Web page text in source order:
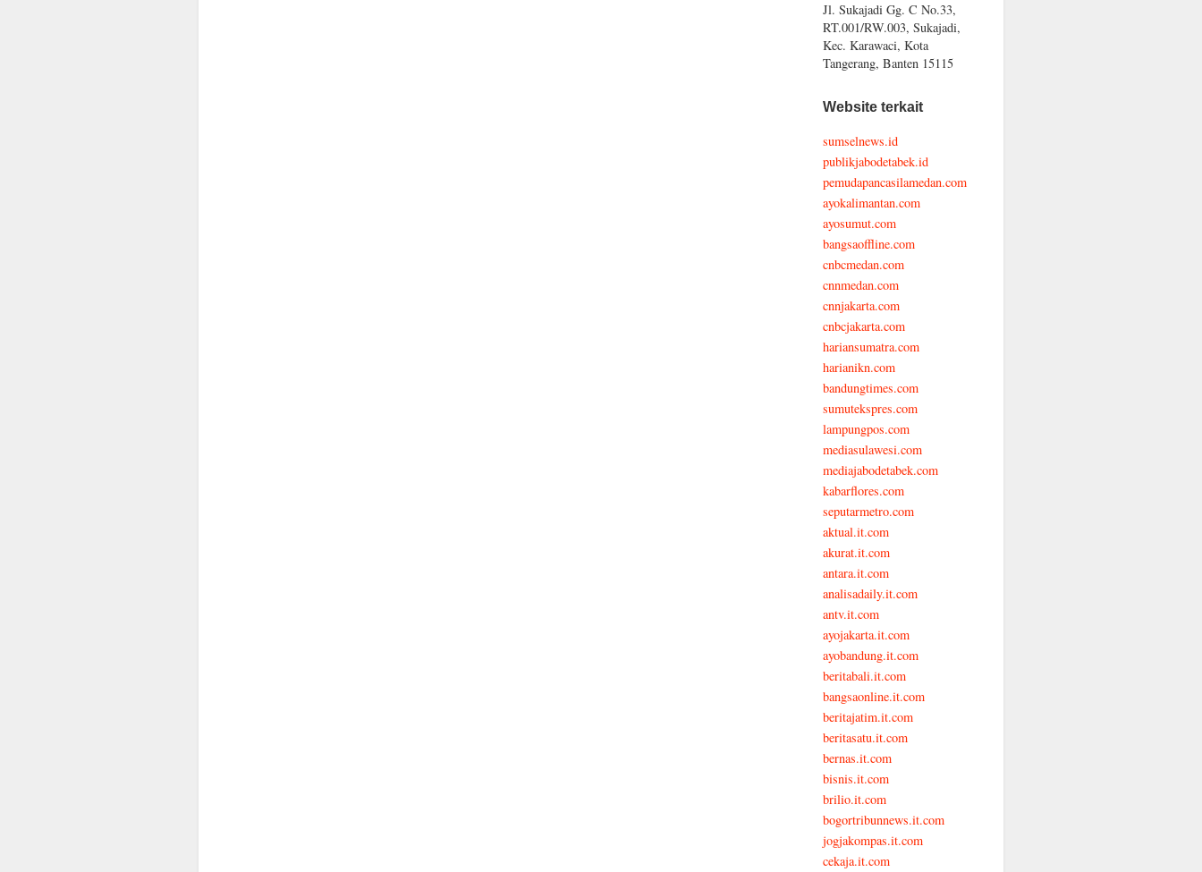
Jl. Sukajadi Gg. C No.33,
RT.001/RW.003, Sukajadi,
Kec. Karawaci, Kota
Tangerang, Banten 15115
Website terkait
sumselnews.id
publikjabodetabek.id
pemudapancasilamedan.com
ayokalimantan.com
ayosumut.com
bangsaoffline.com
cnbcmedan.com
cnnmedan.com
cnnjakarta.com
cnbcjakarta.com
hariansumatra.com
harianikn.com
bandungtimes.com
sumutekspres.com
lampungpos.com
mediasulawesi.com
mediajabodetabek.com
kabarflores.com
seputarmetro.com
aktual.it.com
akurat.it.com
antara.it.com
analisadaily.it.com
antv.it.com
ayojakarta.it.com
ayobandung.it.com
beritabali.it.com
bangsaonline.it.com
beritajatim.it.com
beritasatu.it.com
bernas.it.com
bisnis.it.com
brilio.it.com
bogortribunnews.it.com
jogjakompas.it.com
cekaja.it.com